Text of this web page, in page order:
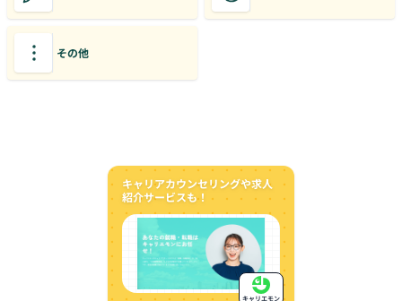
その他
キャリアカウンセリングや求人
紹介サービスも！
キャリエモン